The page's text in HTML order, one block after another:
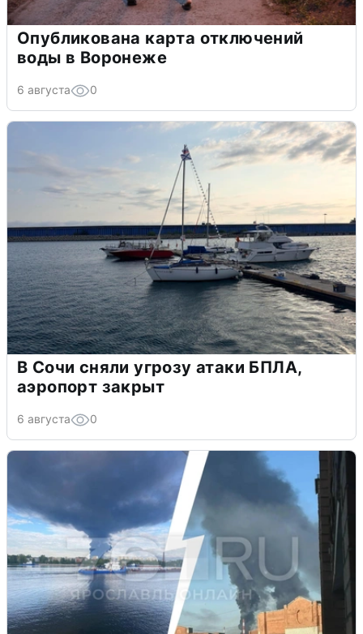
Опубликована карта отключений
воды в Воронеже
6 августа 0
В Сочи сняли угрозу атаки БПЛА,
аэропорт закрыт
6 августа 0